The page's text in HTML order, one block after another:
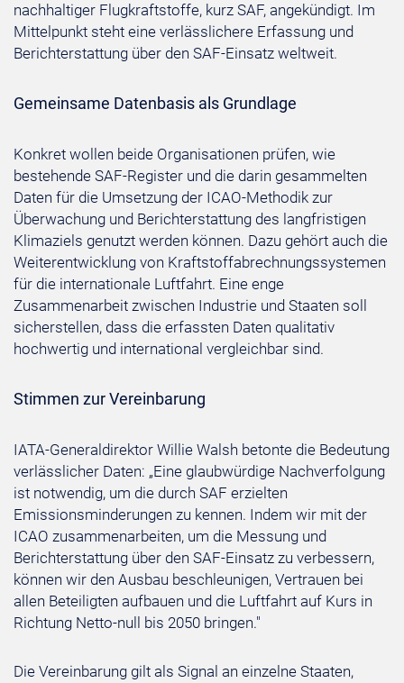
nachhaltiger Flugkraftstoffe, kurz SAF, angekündigt. Im
Mittelpunkt steht eine verlässlichere Erfassung und
Berichterstattung über den SAF-Einsatz weltweit.
Gemeinsame Datenbasis als Grundlage
Konkret wollen beide Organisationen prüfen, wie
bestehende SAF-Register und die darin gesammelten
Daten für die Umsetzung der ICAO-Methodik zur
Überwachung und Berichterstattung des langfristigen
Klimaziels genutzt werden können. Dazu gehört auch die
Weiterentwicklung von Kraftstoffabrechnungssystemen
für die internationale Luftfahrt. Eine enge
Zusammenarbeit zwischen Industrie und Staaten soll
sicherstellen, dass die erfassten Daten qualitativ
hochwertig und international vergleichbar sind.
Stimmen zur Vereinbarung
IATA-Generaldirektor Willie Walsh betonte die Bedeutung
verlässlicher Daten: „Eine glaubwürdige Nachverfolgung
ist notwendig, um die durch SAF erzielten
Emissionsminderungen zu kennen. Indem wir mit der
ICAO zusammenarbeiten, um die Messung und
Berichterstattung über den SAF-Einsatz zu verbessern,
können wir den Ausbau beschleunigen, Vertrauen bei
allen Beteiligten aufbauen und die Luftfahrt auf Kurs in
Richtung Netto-null bis 2050 bringen."
Die Vereinbarung gilt als Signal an einzelne Staaten,